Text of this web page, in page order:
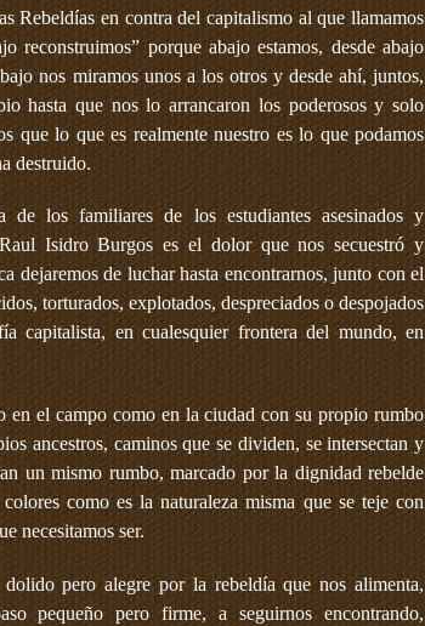
Rebeldías en contra del capitalismo al que llamamos
reconstruimos” porque abajo estamos, desde abajo
nos miramos unos a los otros y desde ahí, juntos,
hasta que nos lo arrancaron los poderosos y solo
que lo que es realmente nuestro es lo que podamos
destruido.
los familiares de los estudiantes asesinados y
Isidro Burgos es el dolor que nos secuestró y
dejaremos de luchar hasta encontrarnos, junto con el
torturados, explotados, despreciados o despojados
capitalista, en cualesquier frontera del mundo, en
en el campo como en la ciudad con su propio rumbo
ancestros, caminos que se dividen, se intersectan y
un mismo rumbo, marcado por la dignidad rebelde
como es la naturaleza misma que se teje con
necesitamos ser.
pero alegre por la rebeldía que nos alimenta,
pequeño pero firme, a seguirnos encontrando,